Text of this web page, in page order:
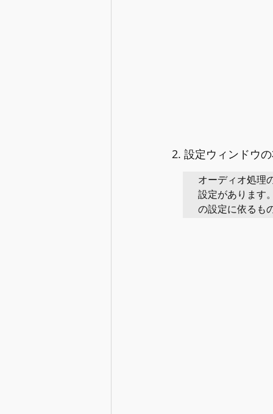
2. 設定ウィンドウ
オーディオ処理
設定があります
の設定に依るも